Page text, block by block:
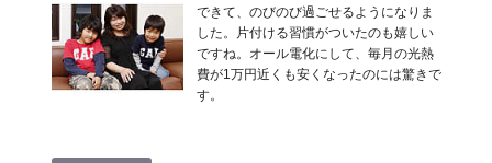
できて、のびのび過ごせるようになりま
した。片付ける習慣がついたのも嬉しい
ですね。オール電化にして、毎月の光熱
費が1万円近くも安くなったのには驚きで
す。